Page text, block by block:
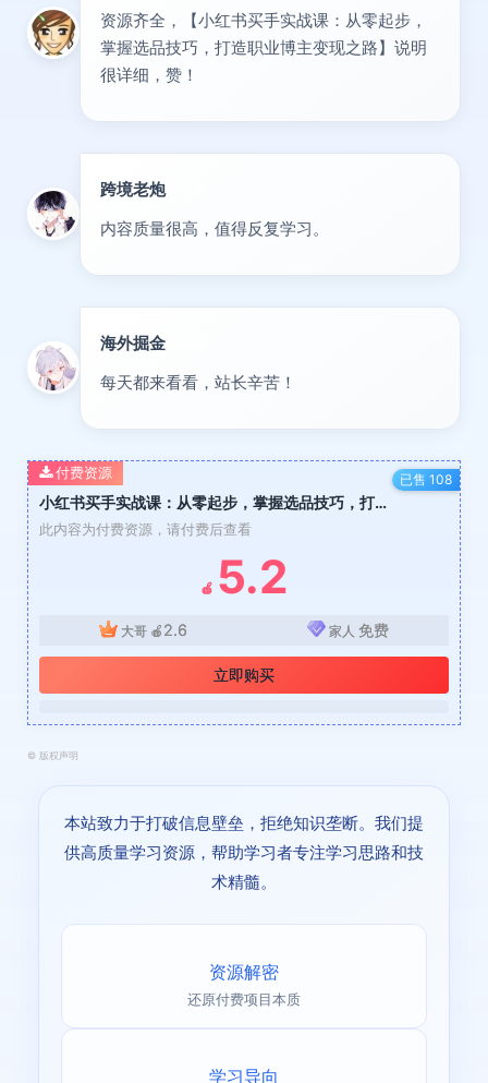
资源齐全，【小红书买手实战课：从零起步，
掌握选品技巧，打造职业博主变现之路】说明
很详细，赞！
跨境老炮
内容质量很高，值得反复学习。
海外掘金
每天都来看看，站长辛苦！
小红书买手实战课：从零起步，掌握选品技巧，打造职业博主变现之路
此内容为付费资源，请付费后查看
🍎 5.2
大哥 🍎 2.6 家人 免费
立即购买
付费资源 已售 108
© 版权声明
本站致力于打破信息壁垒，拒绝知识垄断。我们提
供高质量学习资源，帮助学习者专注学习思路和技
术精髓。
资源解密
还原付费项目本质
学习导向